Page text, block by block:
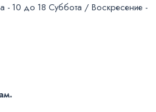
- 10 до 18 Суббота / Воскресение -